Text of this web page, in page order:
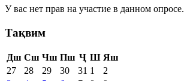
У вас нет прав на участие в данном опросе.
Тақвим
Дш Сш Чш Пш Ҷ Ш Яш
27
28 29 30 31 1
2